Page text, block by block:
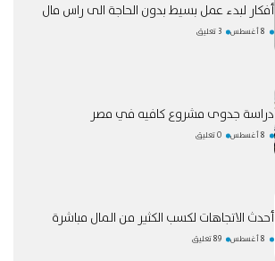
أفكار لبدء عمل بسيط بدون الحاجة الى راس مال
8 أغسطس 3 تعليق
دراسة جدوى مشروع كافيه في مصر
8 أغسطس 0 تعليق
أحدث الاتجاهات لكسب الكثير من المال مباشرة
8 أغسطس 89 تعليق